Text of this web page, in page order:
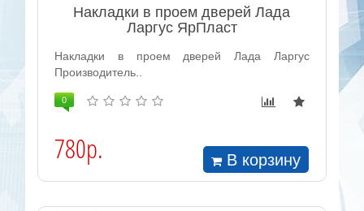
Накладки в проем дверей Лада
Ларгус ЯрПласт
Накладки в проем дверей Лада Ларгус
Производитель..
0
780р. В корзину